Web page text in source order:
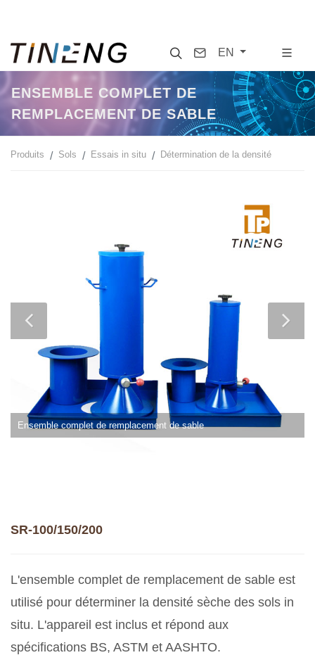
SearchContact
EN
ENSEMBLE COMPLET DE
REMPLACEMENT DE SABLE
Produits Sols Essais in situ Détermination de la densité
Ensemble complet de remplacement de sable
SR-100/150/200
L'ensemble complet de remplacement de sable est
utilisé pour déterminer la densité sèche des sols in
situ. L'appareil est inclus et répond aux
spécifications BS, ASTM et AASHTO.